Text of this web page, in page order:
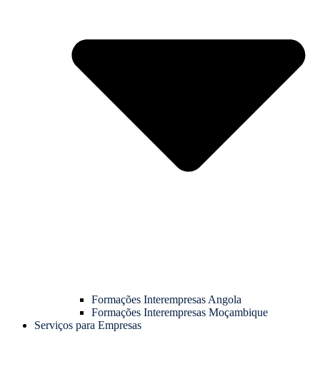
Formações Interempresas Angola
Formações Interempresas Moçambique
Serviços para Empresas